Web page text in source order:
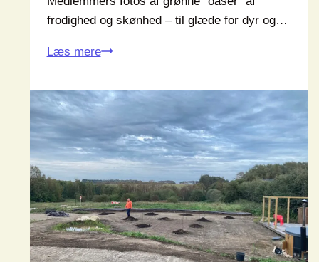
frodighed og skønhed – til glæde for dyr og…
Læs mereIvrige
og
skøn
sensommer